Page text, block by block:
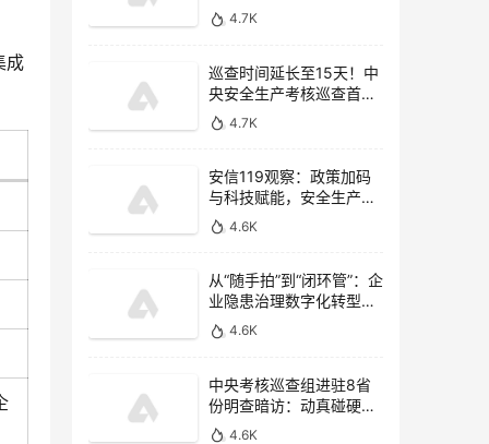
成
4.7K
巡查时间延长至15天！中
央安全生产考核巡查首次
开展监管执法专项检查
4.7K
安信119观察：政策加码
与科技赋能，安全生产信
息化驶入“快车道”
4.6K
从“随手拍”到“闭环管”：企
业隐患治理数字化转型的
四个关键
4.6K
中央考核巡查组进驻8省
份明查暗访：动真碰硬，
重拳惩治非法违法行为
4.6K